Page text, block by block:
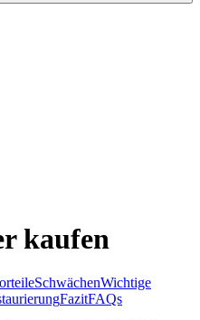
kaufen
SchwächenWichtige
FazitFAQs